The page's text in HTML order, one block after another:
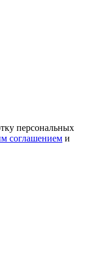
персональных
соглашением и